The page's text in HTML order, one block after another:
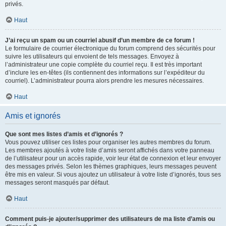
privés.
Haut
J’ai reçu un spam ou un courriel abusif d’un membre de ce forum !
Le formulaire de courrier électronique du forum comprend des sécurités pour
suivre les utilisateurs qui envoient de tels messages. Envoyez à
l’administrateur une copie complète du courriel reçu. Il est très important
d’inclure les en-têtes (ils contiennent des informations sur l’expéditeur du
courriel). L’administrateur pourra alors prendre les mesures nécessaires.
Haut
Amis et ignorés
Que sont mes listes d’amis et d’ignorés ?
Vous pouvez utiliser ces listes pour organiser les autres membres du forum.
Les membres ajoutés à votre liste d’amis seront affichés dans votre panneau
de l’utilisateur pour un accès rapide, voir leur état de connexion et leur envoyer
des messages privés. Selon les thèmes graphiques, leurs messages peuvent
être mis en valeur. Si vous ajoutez un utilisateur à votre liste d’ignorés, tous ses
messages seront masqués par défaut.
Haut
Comment puis-je ajouter/supprimer des utilisateurs de ma liste d’amis ou